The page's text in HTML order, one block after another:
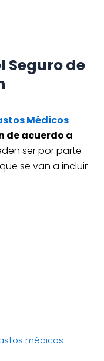
Seguro de
Médicos
de acuerdo a
ser por parte
se van a incluir
médicos